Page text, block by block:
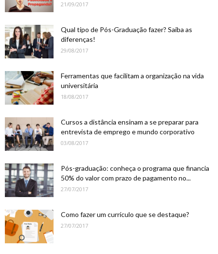
21/09/2017
Qual tipo de Pós-Graduação fazer? Saiba as
diferenças!
29/08/2017
Ferramentas que facilitam a organização na vida
universitária
18/08/2017
Cursos a distância ensinam a se preparar para
entrevista de emprego e mundo corporativo
03/08/2017
Pós-graduação: conheça o programa que financia
50% do valor com prazo de pagamento no...
27/07/2017
Como fazer um currículo que se destaque?
27/07/2017